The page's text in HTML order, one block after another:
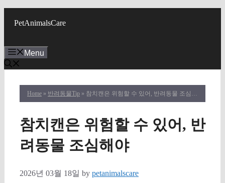
PetAnimalsCare
Menu
Home » 반려동물Tip » 참치캔은 위험할 수 있어, 반려동물 조심해야
참치캔은 위험할 수 있어, 반
려동물 조심해야
2026년 03월 18일 by petanimalscare